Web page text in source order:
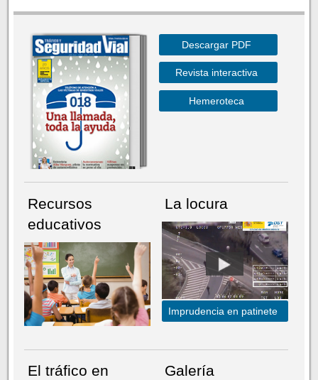
Descargar PDF
Revista interactiva
Hemeroteca
Recursos
educativos
La locura
Imprudencia en patinete
El tráfico en
Galería